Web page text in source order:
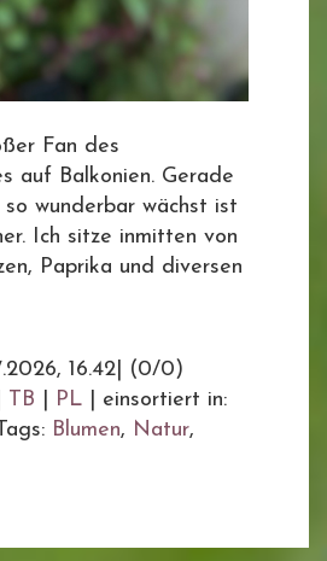
Fan des
auf Balkonien. Gerade
wunderbar wächst ist
Ich sitze inmitten von
Paprika und diversen
16.42
(0/0)
TB PL
einsortiert in:
Blumen, Natur,